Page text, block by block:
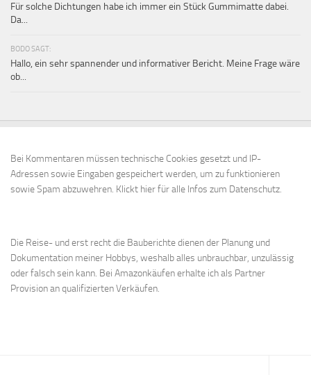
Für solche Dichtungen habe ich immer ein Stück Gummimatte dabei.
Da...
BODO SAGT:
Hallo, ein sehr spannender und informativer Bericht. Meine Frage wäre
ob...
Bei Kommentaren müssen technische Cookies gesetzt und IP-
Adressen sowie Eingaben gespeichert werden, um zu funktionieren
sowie Spam abzuwehren. Klickt hier für alle Infos zum Datenschutz.
Die Reise- und erst recht die Bauberichte dienen der Planung und
Dokumentation meiner Hobbys, weshalb alles unbrauchbar, unzulässig
oder falsch sein kann. Bei Amazonkäufen erhalte ich als Partner
Provision an qualifizierten Verkäufen.